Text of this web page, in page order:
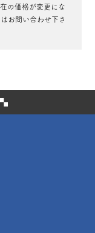
の価格が変更にな
お問い合わせ下さ